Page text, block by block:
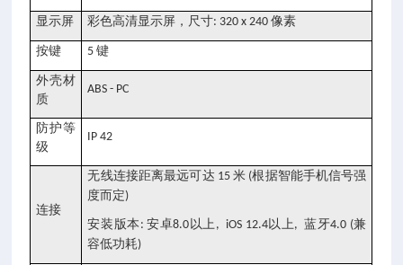
显示屏 彩色高清显示屏，尺寸: 320 x 240像素
按键 5键
外壳材
质
ABS - PC
防护等
级
IP 42
连接
无线连接距离最远可达 15米 (根据智能手机信号强
度而定)
安装版本 :安卓8.0 以上 , iOS 12.4以上,蓝牙4.0 (兼
容低功耗)